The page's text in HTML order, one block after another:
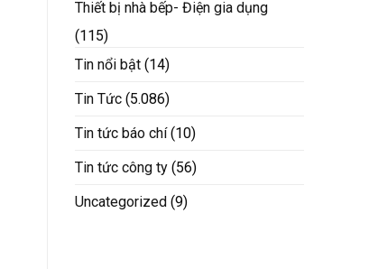
Thiết bị nhà bếp- Điện gia dụng
(115)
Tin nổi bật (14)
Tin Tức (5.086)
Tin tức báo chí(10)
Tin tức công ty (56)
Uncategorized (9)